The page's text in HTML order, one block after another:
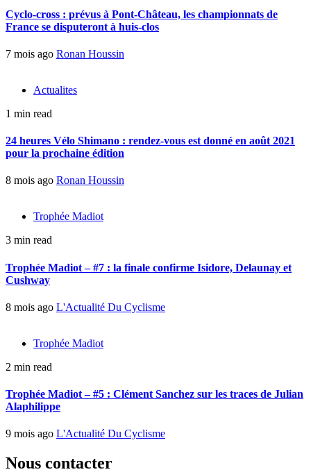
Cyclo-cross : prévus à Pont-Château, les championnats de
France se disputeront à huis-clos
7 mois ago Ronan Houssin
Actualites
1 min read
24 heures Vélo Shimano : rendez-vous est donné en août 2021
pour la prochaine édition
8 mois ago Ronan Houssin
Trophée Madiot
3 min read
Trophée Madiot – #7 : la finale confirme Isidore, Delaunay et
Cushway
8 mois ago L'Actualité Du Cyclisme
Trophée Madiot
2 min read
Trophée Madiot – #5 : Clément Sanchez sur les traces de Julian
Alaphilippe
9 mois ago L'Actualité Du Cyclisme
Nous contacter